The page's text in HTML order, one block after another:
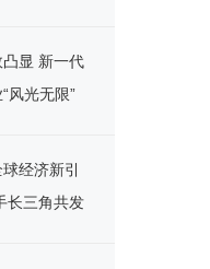
显 新一代
风光无限”
经济新引
长三角共发